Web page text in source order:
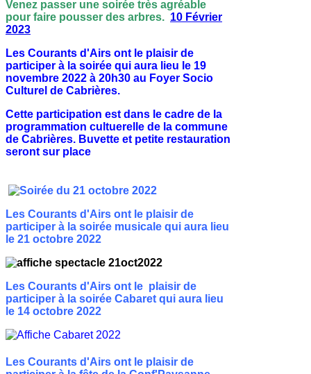
Venez passer une soirée très agréable
pour faire pousser des arbres. 10 Février
2023
Les Courants d'Airs ont le plaisir de
participer à la soirée qui aura lieu le 19
novembre 2022 à 20h30 au Foyer Socio
Culturel de Cabrières.
Cette participation est dans le cadre de la
programmation cultuerelle de la commune
de Cabrières. Buvette et petite restauration
seront sur place
Les Courants d'Airs ont le plaisir de
participer à la soirée musicale qui aura lieu
le 21 octobre 2022
Les Courants d'Airs ont le plaisir de
participer à la soirée Cabaret qui aura lieu
le 14 octobre 2022
Les Courants d'Airs ont le plaisir de